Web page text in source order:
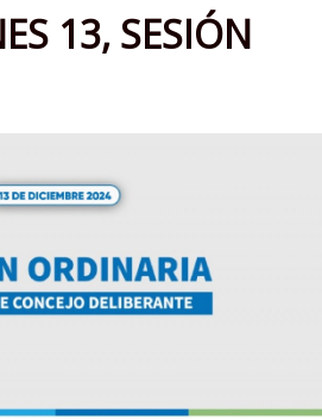
13, SESIÓN